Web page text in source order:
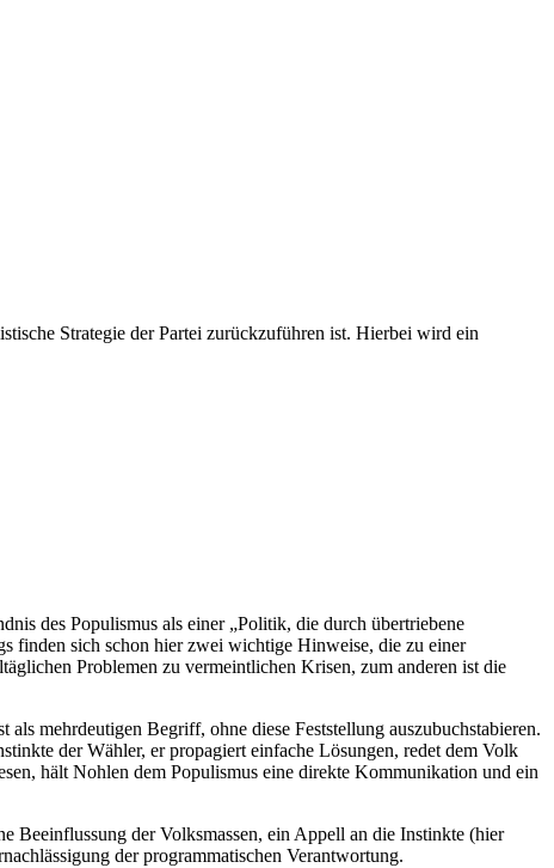
Strategie der Partei zurückzuführen ist. Hierbei wird ein
des Populismus als einer „Politik, die durch übertriebene
finden sich schon hier zwei wichtige Hinweise, die zu einer
Problemen zu vermeintlichen Krisen, zum anderen ist die
mehrdeutigen Begriff, ohne diese Feststellung auszubuchstabieren.
der Wähler, er propagiert einfache Lösungen, redet dem Volk
hält Nohlen dem Populismus eine direkte Kommunikation und ein
Beeinflussung der Volksmassen, ein Appell an die Instinkte (hier
der programmatischen Verantwortung.